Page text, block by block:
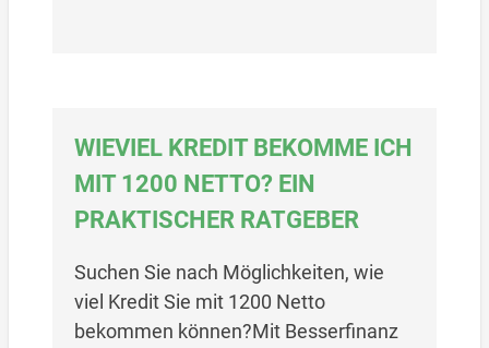
WIEVIEL KREDIT BEKOMME ICH
MIT 1200 NETTO? EIN
PRAKTISCHER RATGEBER
Suchen Sie nach Möglichkeiten, wie
viel Kredit Sie mit 1200 Netto
bekommen können?Mit Besserfinanz